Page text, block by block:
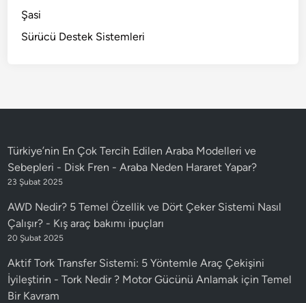
Şasi
Sürücü Destek Sistemleri
Türkiye’nin En Çok Tercih Edilen Araba Modelleri ve
Sebepleri - Disk Fren -Araba Neden Hararet Yapar?
23 Şubat 2025
AWD Nedir? 5 Temel Özellik ve Dört Çeker Sistemi Nasıl
Çalışır? - Kış araç bakımı ipuçları
20 Şubat 2025
Aktif Tork Transfer Sistemi: 5 Yöntemle Araç Çekişini
İyileştirin -Tork Nedir ? Motor Gücünü Anlamak için Temel
Bir Kavram